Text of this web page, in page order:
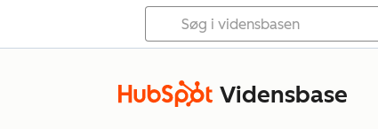
Vidensbase